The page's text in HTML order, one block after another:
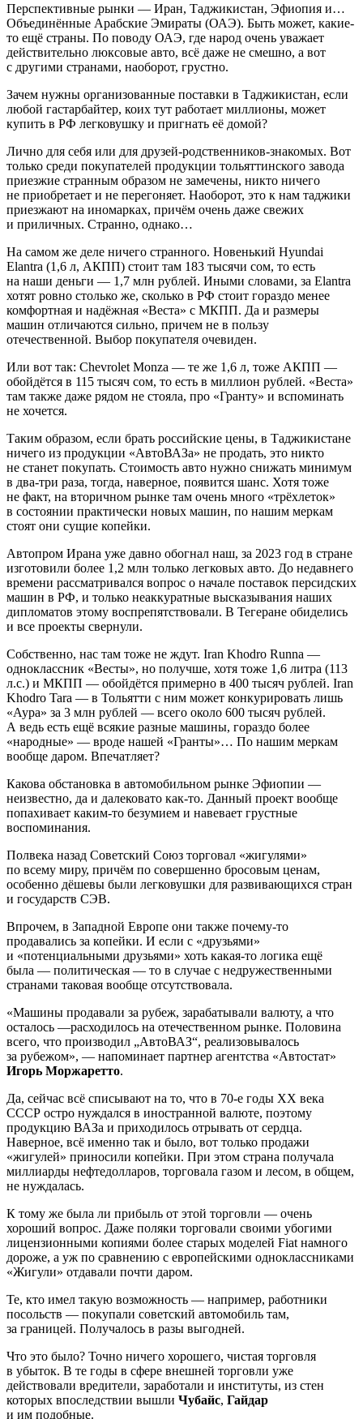
Перспективные рынки — Иран, Таджикистан, Эфиопия и…
Объединённые Арабские Эмираты (ОАЭ). Быть может, какие-
то ещё страны. По поводу ОАЭ, где народ очень уважает
действительно люксовые авто, всё даже не смешно, а вот
с другими странами, наоборот, грустно.
Зачем нужны организованные поставки в Таджикистан, если
любой гастарбайтер, коих тут работает миллионы, может
купить в РФ легковушку и пригнать её домой?
Лично для себя или для друзей-родственников-знакомых. Вот
только среди покупателей продукции тольяттинского завода
приезжие странным образом не замечены, никто ничего
не приобретает и не перегоняет. Наоборот, это к нам таджики
приезжают на иномарках, причём очень даже свежих
и приличных. Странно, однако…
На самом же деле ничего странного. Новенький Hyundai
Elantra (1,6 л, АКПП) стоит там 183 тысячи сом, то есть
на наши деньги — 1,7 млн рублей. Иными словами, за Elantra
хотят ровно столько же, сколько в РФ стоит гораздо менее
комфортная и надёжная «Веста» с МКПП. Да и размеры
машин отличаются сильно, причем не в пользу
отечественной. Выбор покупателя очевиден.
Или вот так: Chevrolet Monza — те же 1,6 л, тоже АКПП —
обойдётся в 115 тысяч сом, то есть в миллион рублей. «Веста»
там также даже рядом не стояла, про «Гранту» и вспоминать
не хочется.
Таким образом, если брать российские цены, в Таджикистане
ничего из продукции «АвтоВАЗа» не продать, это никто
не станет покупать. Стоимость авто нужно снижать минимум
в два-три раза, тогда, наверное, появится шанс. Хотя тоже
не факт, на вторичном рынке там очень много «трёхлеток»
в состоянии практически новых машин, по нашим меркам
стоят они сущие копейки.
Автопром Ирана уже давно обогнал наш, за 2023 год в стране
изготовили более 1,2 млн только легковых авто. До недавнего
времени рассматривался вопрос о начале поставок персидских
машин в РФ, и только неаккуратные высказывания наших
дипломатов этому воспрепятствовали. В Тегеране обиделись
и все проекты свернули.
Собственно, нас там тоже не ждут. Iran Khodro Runna —
одноклассник «Весты», но получше, хотя тоже 1,6 литра (113
л.с.) и МКПП — обойдётся примерно в 400 тысяч рублей. Iran
Khodro Tara — в Тольятти с ним может конкурировать лишь
«Аура» за 3 млн рублей — всего около 600 тысяч рублей.
А ведь есть ещё всякие разные машины, гораздо более
«народные» — вроде нашей «Гранты»… По нашим меркам
вообще даром. Впечатляет?
Какова обстановка в автомобильном рынке Эфиопии —
неизвестно, да и далековато как-то. Данный проект вообще
попахивает каким-то безумием и навевает грустные
воспоминания.
Полвека назад Советский Союз торговал «жигулями»
по всему миру, причём по совершенно бросовым ценам,
особенно дёшевы были легковушки для развивающихся стран
и государств СЭВ.
Впрочем, в Западной Европе они также почему-то
продавались за копейки. И если с «друзьями»
и «потенциальными друзьями» хоть какая-то логика ещё
была — политическая — то в случае с недружественными
странами таковая вообще отсутствовала.
«Машины продавали за рубеж, зарабатывали валюту, а что
осталось —расходилось на отечественном рынке. Половина
всего, что производил „АвтоВАЗ“, реализовывалось
за рубежом», — напоминает партнер агентства «Автостат»
Игорь Моржаретто.
Да, сейчас всё списывают на то, что в 70-е годы ХХ века
СССР остро нуждался в иностранной валюте, поэтому
продукцию ВАЗа и приходилось отрывать от сердца.
Наверное, всё именно так и было, вот только продажи
«жигулей» приносили копейки. При этом страна получала
миллиарды нефтедолларов, торговала газом и лесом, в общем,
не нуждалась.
К тому же была ли прибыль от этой торговли — очень
хороший вопрос. Даже поляки торговали своими убогими
лицензионными копиями более старых моделей Fiat намного
дороже, а уж по сравнению с европейскими одноклассниками
«Жигули» отдавали почти даром.
Те, кто имел такую возможность — например, работники
посольств — покупали советский автомобиль там,
за границей. Получалось в разы выгодней.
Что это было? Точно ничего хорошего, чистая торговля
в убыток. В те годы в сфере внешней торговли уже
действовали вредители, заработали и институты, из стен
которых впоследствии вышли Чубайс, Гайдар
и им подобные.